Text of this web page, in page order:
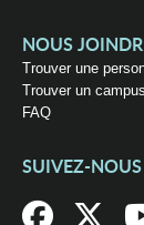
NOUS
Trouver une
Trouver un
FAQ
SUIVEZ-NOUS